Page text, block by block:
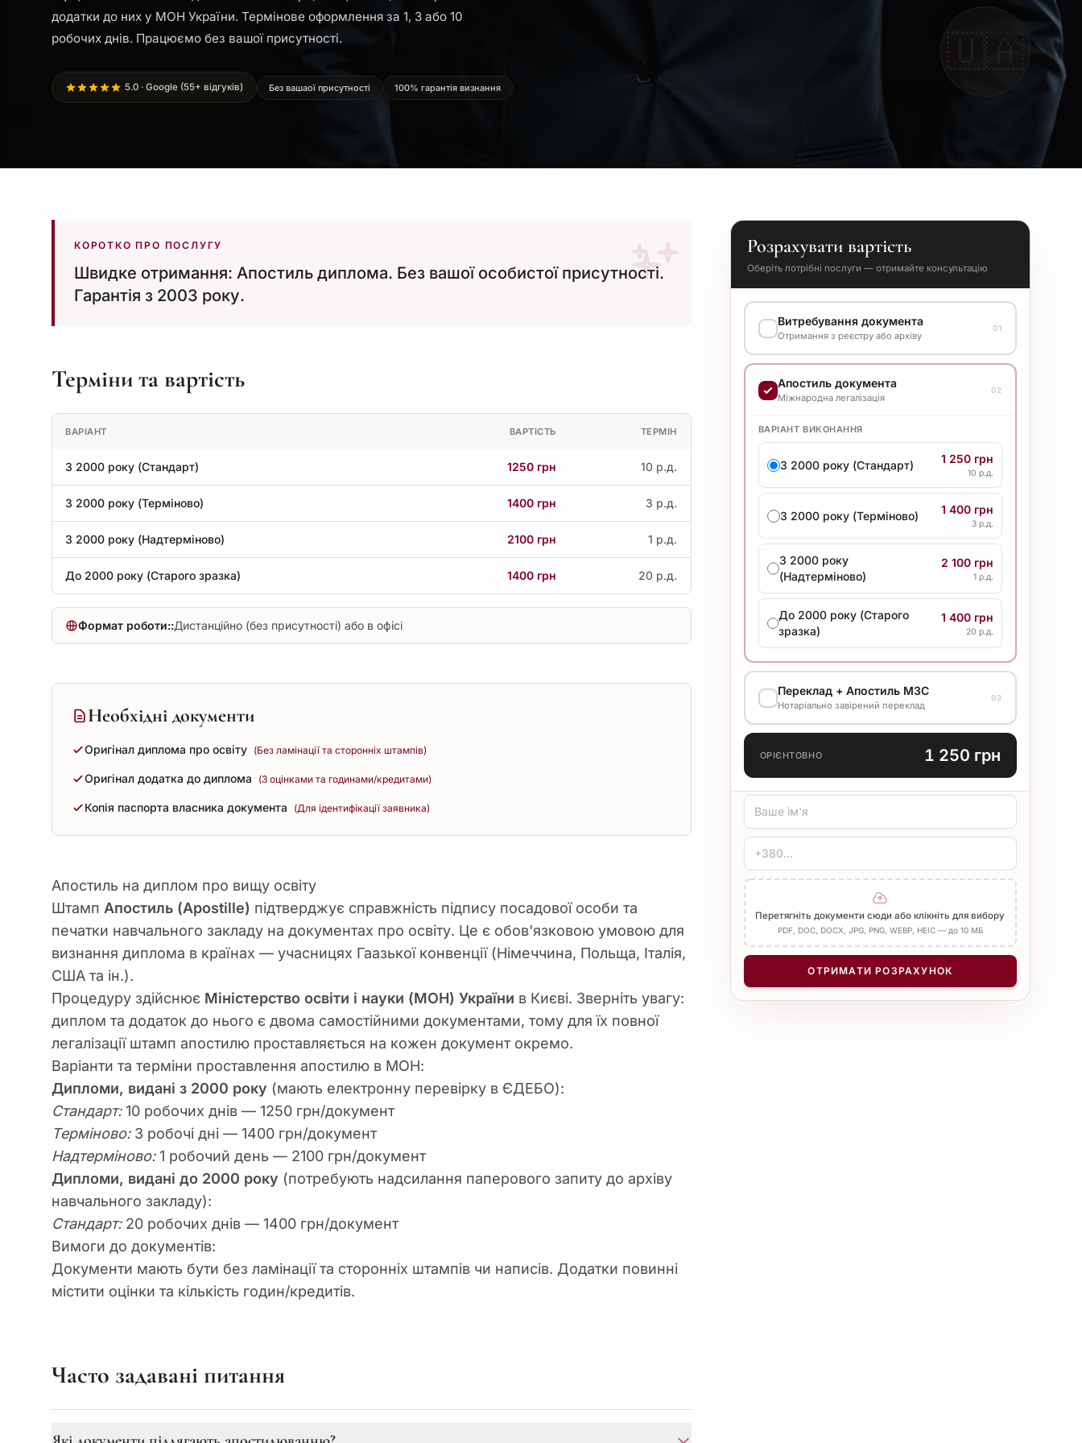
додатки до них у МОН України. Термінове оформлення за 1, 3 або 10
робочих днів. Працюємо без вашої присутності.
5.0 · Google (55+ відгуків) Без вашаої присутності 100% гарантія визнання
КОРОТКО ПРО ПОСЛУГУ
Швидке отримання: Апостиль диплома. Без вашої особистої присутності.
Гарантія з 2003 року.
Терміни та вартість
ВАРІАНТ ВАРТІСТЬ ТЕРМІН
З 2000 року (Стандарт) 1250 грн 10 р.д.
З 2000 року (Терміново) 1400 грн 3 р.д.
З 2000 року (Надтерміново) 2100 грн 1 р.д.
До 2000 року (Старого зразка) 1400 грн 20 р.д.
Формат роботи::Дистанційно (без присутності) або в офісі
Необхідні документи
Оригінал диплома про освіту (Без ламінації та сторонніх штампів)
Оригінал додатка до диплома (З оцінками та годинами/кредитами)
Копія паспорта власника документа (Для ідентифікації заявника)
Апостиль на диплом про вищу освіту
Штамп Апостиль (Apostille) підтверджує справжність підпису посадової особи та
печатки навчального закладу на документах про освіту. Це є обов'язковою умовою для
визнання диплома в країнах — учасницях Гаазької конвенції (Німеччина, Польща, Італія,
США та ін.).
Процедуру здійснює Міністерство освіти і науки (МОН) України в Києві. Зверніть увагу:
диплом та додаток до нього є двома самостійними документами, тому для їх повної
легалізації штамп апостилю проставляється на кожен документ окремо.
Варіанти та терміни проставлення апостилю в МОН:
Дипломи, видані з 2000 року (мають електронну перевірку в ЄДЕБО):
Стандарт:10 робочих днів — 1250 грн/документ
Терміново:3 робочі дні — 1400 грн/документ
Надтерміново:1 робочий день — 2100 грн/документ
Дипломи, видані до 2000 року (потребують надсилання паперового запиту до архіву
навчального закладу):
Стандарт:20 робочих днів — 1400 грн/документ
Вимоги до документів:
Документи мають бути без ламінації та сторонніх штампів чи написів. Додатки повинні
містити оцінки та кількість годин/кредитів.
Часто задавані питання
Розрахувати вартість
Оберіть потрібні послуги — отримайте консультацію
Витребування документа
Отримання з реєстру або архіву
01
ВАРІАНТ ВИКОНАННЯ
Отримання диплома 15 000 грн
Апостиль документа
Міжнародна легалізація
02
ВАРІАНТ ВИКОНАННЯ
З 2000 року (Стандарт) 1 250 грн
10 р.д.
З 2000 року (Терміново) 1 400 грн
3 р.д.
З 2000 року
(Надтерміново)
2 100 грн
1 р.д.
До 2000 року (Старого
зразка)
1 400 грн
20 р.д.
Переклад + Апостиль МЗС
Нотаріально завірений переклад
03
ТИП ПЕРЕКЛАДУ
ЗАСВІДЧЕННЯ
Печатка бюро Нотаріус
Додати Апостиль
КІЛЬКІСТЬ СТОРІНОК
+
ОРІЄНТОВНО 1 250 грн
Перетягніть документи сюди або клікніть для вибору
PDF, DOC, DOCX, JPG, PNG, WEBP, HEIC — до 10 МБ
ОТРИМАТИ РОЗРАХУНОК